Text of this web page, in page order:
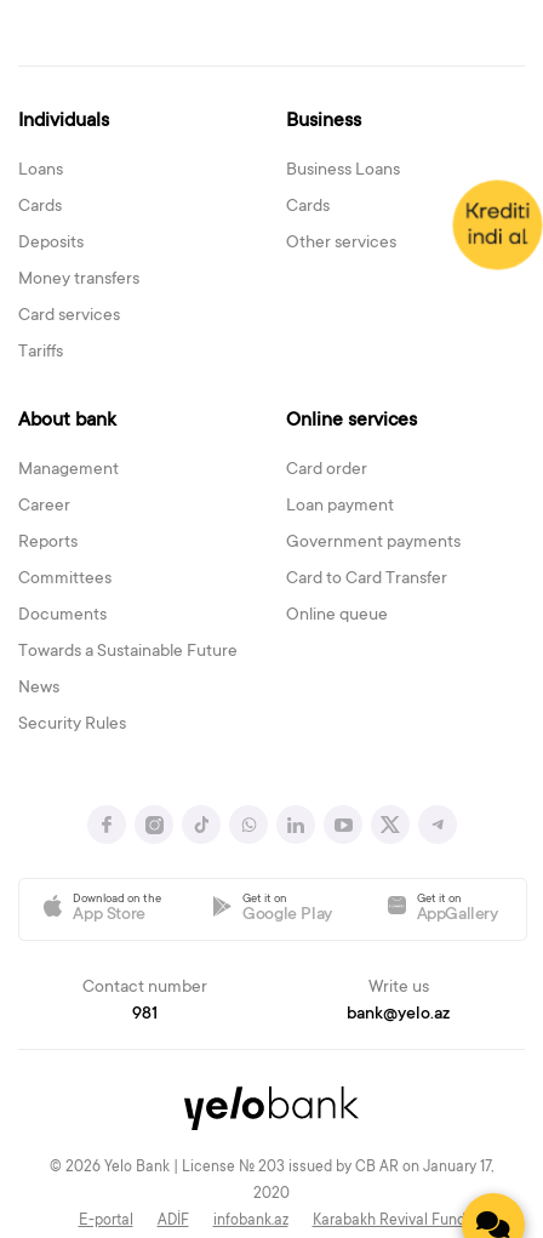
Individuals
Loans
Cards
Deposits
Money transfers
Card services
Tariffs
Business
Business Loans
Cards
Other services
About bank
Management
Career
Reports
Committees
Documents
Towards a Sustainable Future
News
Security Rules
Online services
Card order
Loan payment
Government payments
Card to Card Transfer
Online queue
Download on the
App Store
Get it on
Google Play
Get it on
AppGallery
Contact number
981
Write us
bank@yelo.az
© 2026 Yelo Bank | License № 203 issued by CB AR on January 17,
2020
E-portal
ADİF infobank.az Karabakh Revival Fund